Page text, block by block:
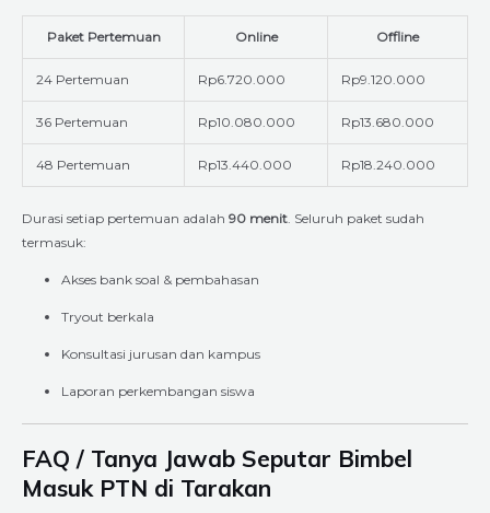
Paket Pertemuan Online Offline
24 Pertemuan Rp6.720.000 Rp9.120.000
36 Pertemuan Rp10.080.000 Rp13.680.000
48 Pertemuan Rp13.440.000 Rp18.240.000
Durasi setiap pertemuan adalah 90 menit . Seluruh paket sudah
termasuk:
Akses bank soal & pembahasan
Tryout berkala
Konsultasi jurusan dan kampus
Laporan perkembangan siswa
FAQ / Tanya Jawab Seputar Bimbel
Masuk PTN di Tarakan